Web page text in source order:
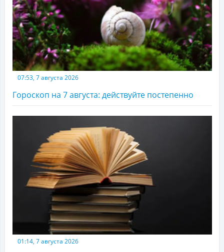
07:53, 7 августа 2026
Гороскоп на 7 августа: действуйте постепенно
01:14, 7 августа 2026